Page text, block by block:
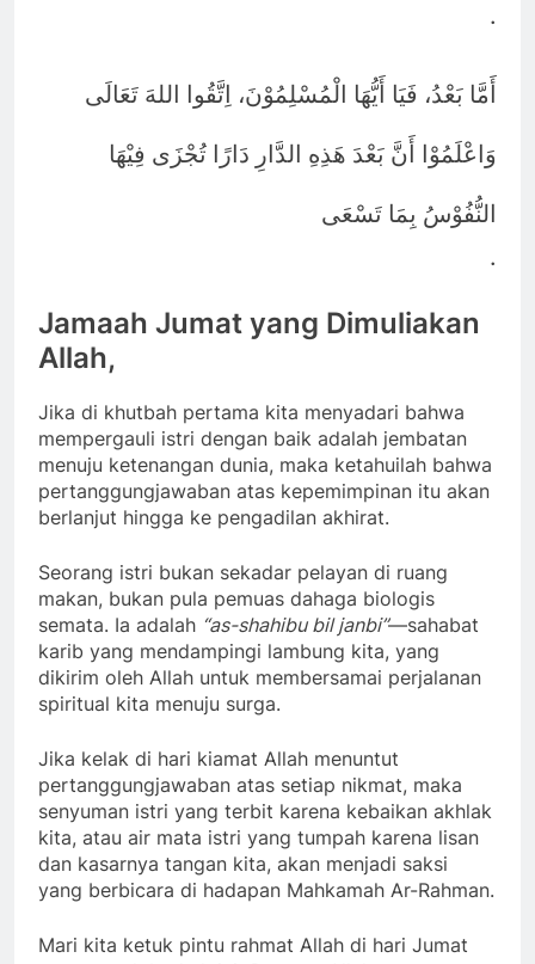
.
أَمَّا بَعْدُ، فَيَا أَيُّهَا الْمُسْلِمُوْنَ، اِتَّقُوا اللهَ تَعَالَى
وَاعْلَمُوْا أَنَّ بَعْدَ هَذِهِ الدَّارِ دَارًا تُجْزَى فِيْهَا
النُّفُوْسُ بِمَا تَسْعَى
.
Jamaah Jumat yang Dimuliakan
Allah,
Jika di khutbah pertama kita menyadari bahwa
mempergauli istri dengan baik adalah jembatan
menuju ketenangan dunia, maka ketahuilah bahwa
pertanggungjawaban atas kepemimpinan itu akan
berlanjut hingga ke pengadilan akhirat.
Seorang istri bukan sekadar pelayan di ruang
makan, bukan pula pemuas dahaga biologis
semata. Ia adalah “as-shahibu bil janbi”—sahabat
karib yang mendampingi lambung kita, yang
dikirim oleh Allah untuk membersamai perjalanan
spiritual kita menuju surga.
Jika kelak di hari kiamat Allah menuntut
pertanggungjawaban atas setiap nikmat, maka
senyuman istri yang terbit karena kebaikan akhlak
kita, atau air mata istri yang tumpah karena lisan
dan kasarnya tangan kita, akan menjadi saksi
yang berbicara di hadapan Mahkamah Ar-Rahman.
Mari kita ketuk pintu rahmat Allah di hari Jumat